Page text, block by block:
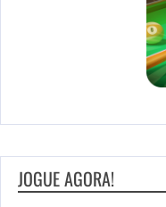
JOGUE AGORA!